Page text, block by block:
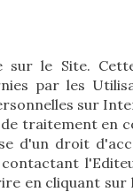
sur le Site.
par les
sur
traitement en
d'un droit
en cliquant sur